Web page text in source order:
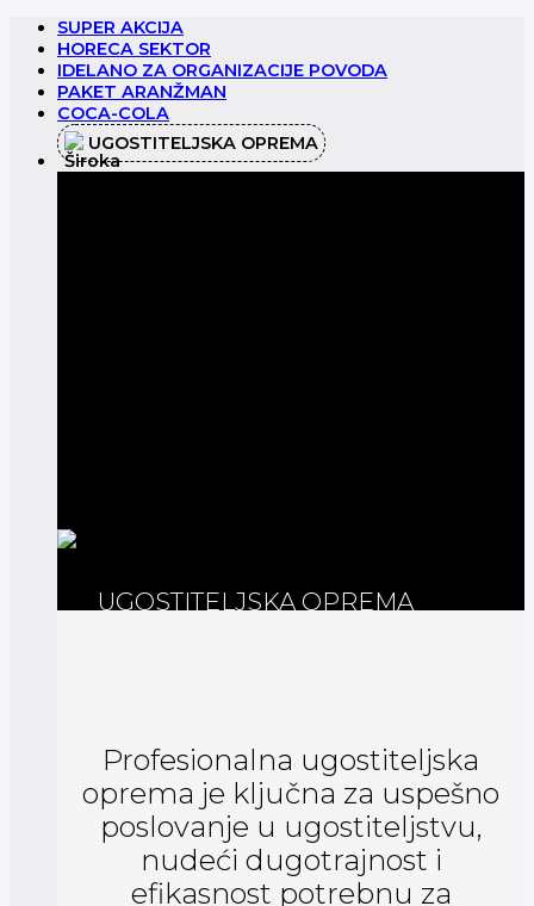
Preskoči
sadržaj
SUPER AKCIJA
HORECA SEKTOR
IDELANO ZA ORGANIZACIJE POVODA
PAKET ARANŽMAN
COCA-COLA
UGOSTITELJSKA OPREMA
UGOSTITELJSKA OPREMA
Profesionalna ugostiteljska
oprema je ključna za uspešno
poslovanje u ugostiteljstvu,
nudeći dugotrajnost i
efikasnost potrebnu za